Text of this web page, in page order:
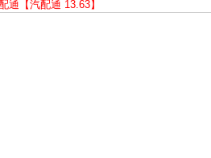
通【汽配通 13.63】